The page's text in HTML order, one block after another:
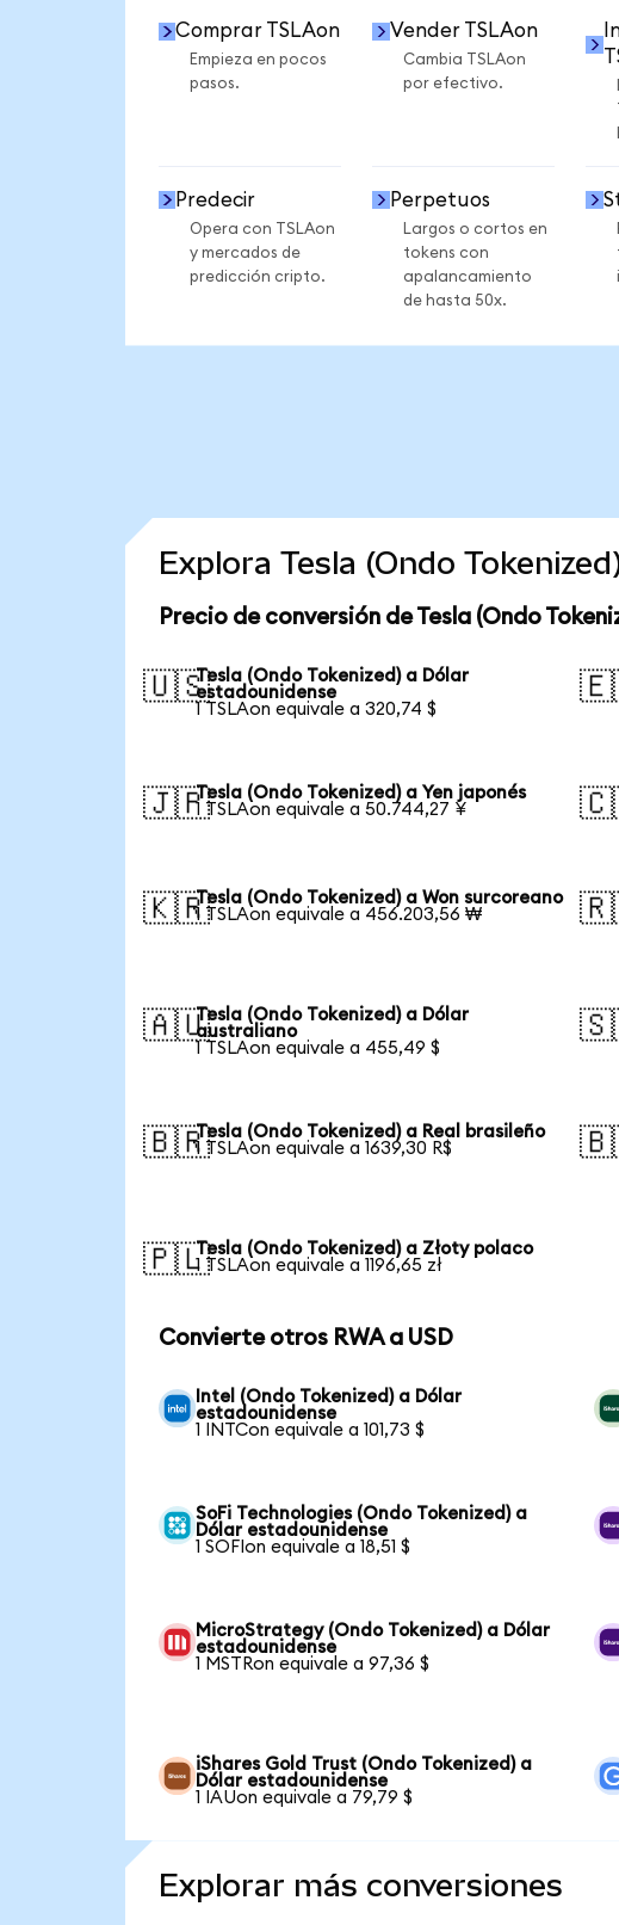
Comprar TSLAon
Empieza en pocos
pasos.
Vender TSLAon
Cambia TSLAon
por efectivo.
Predecir
Opera con TSLAon
y mercados de
predicción cripto.
Perpetuos
Largos o cortos en
tokens con
apalancamiento
de hasta 50x.
Explora Tesla (Ondo
Precio de conversión de Tesla (Ondo
🇺🇸Tesla (Ondo Tokenized) a Dólar
estadounidense
1 TSLAon equivale a 320,74 $
🇯🇵Tesla (Ondo Tokenized) a Yen japonés
1 TSLAon equivale a 50.744,27 ¥
🇰🇷Tesla (Ondo Tokenized) a Won surcoreano
1 TSLAon equivale a 456.203,56 ₩
🇦🇺Tesla (Ondo Tokenized) a Dólar
australiano
1 TSLAon equivale a 455,49 $
🇧🇷Tesla (Ondo Tokenized) a Real brasileño
1 TSLAon equivale a 1639,30 R$
🇵🇱Tesla (Ondo Tokenized) a Złoty polaco
1 TSLAon equivale a 1196,65 zł
Convierte otros RWA a USD
Intel (Ondo Tokenized) a Dólar
estadounidense
1 INTCon equivale a 101,73 $
SoFi Technologies (Ondo Tokenized) a
Dólar estadounidense
1 SOFIon equivale a 18,51 $
MicroStrategy (Ondo Tokenized) a Dólar
estadounidense
1 MSTRon equivale a 97,36 $
iShares Gold Trust (Ondo Tokenized) a
Dólar estadounidense
1 IAUon equivale a 79,79 $
Explorar más conversiones